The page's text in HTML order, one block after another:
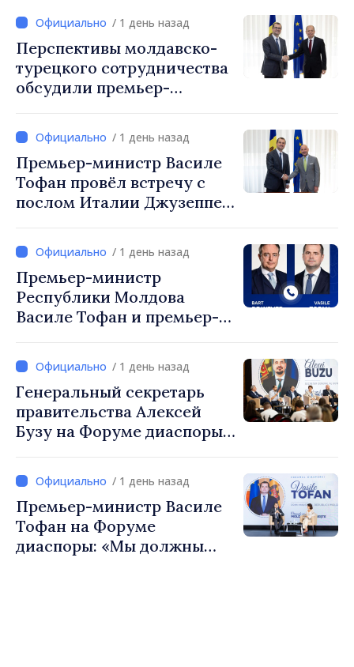
/ 1 день назад
Перспективы молдавско-
турецкого сотрудничества
обсудили премьер-
посол Турции Уйгар
Мустафа Сертел/ 1 день назад
Премьер-министр Василе
Тофан провёл встречу с
послом Италии Джузеппе
/ 1 день назад
Премьер-министр
Республики Молдова
Василе Тофан и премьер-
Вевер обсудили
европейский путь
Республики Молдова
/ 1 день назад
Генеральный секретарь
правительства Алексей
Бузу на Форуме диаспоры:
чтобы строить более
сильные сообщества»
/ 1 день назад
Премьер-министр Василе
Тофан на Форуме
диаспоры: «Мы должны